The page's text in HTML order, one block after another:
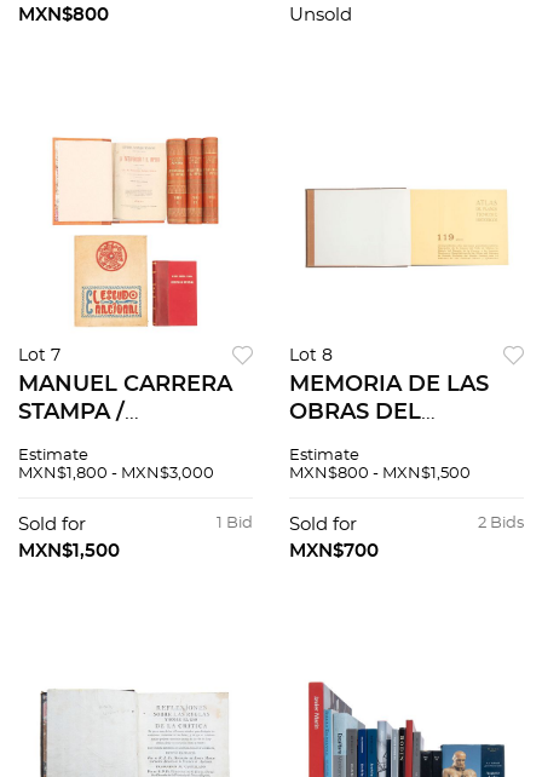
MÉXICO / MUERTE
MXN$800
de madera.
Unsold
Lot 7
MANUEL CARRERA
STAMPA /
SALADO ÁLVAREZ
NACIONAL /
ARCHIVALIA
Estimate
MXN$1,800 - MXN$3,000
1 Bid
Sold for
MXN$1,500
Lot 8
MEMORIA DE LAS
OBRAS DEL
DRENAJE
DISTRITO FEDERAL.
MÉXICO:
Estimate
MXN$800 - MXN$1,500
2 Bids
Sold for
MXN$700